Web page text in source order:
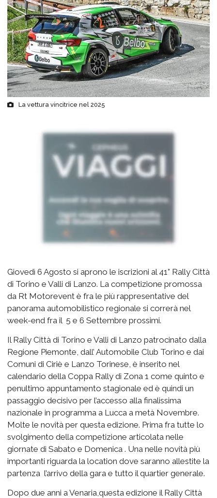
La vettura vincitrice nel 2025
Giovedì 6 Agosto si aprono le iscrizioni al 41° Rally Città
di Torino e Valli di Lanzo. La competizione promossa
da Rt Motorevent è fra le più rappresentative del
panorama automobilistico regionale si correrà nel
week-end fra il 5 e 6 Settembre prossimi.
Il Rally Città di Torino e Valli di Lanzo patrocinato dalla
Regione Piemonte, dall’ Automobile Club Torino e dai
Comuni di Ciriè e Lanzo Torinese, è inserito nel
calendario della Coppa Rally di Zona 1 come quinto e
penultimo appuntamento stagionale ed è quindi un
passaggio decisivo per l’accesso alla finalissima
nazionale in programma a Lucca a metà Novembre.
Molte le novità per questa edizione. Prima fra tutte lo
svolgimento della competizione articolata nelle
giornate di Sabato e Domenica . Una nelle novità più
importanti riguarda la location dove saranno allestite la
partenza l’arrivo della gara e tutto il quartier generale.
Dopo due anni a Venaria,questa edizione il Rally Città